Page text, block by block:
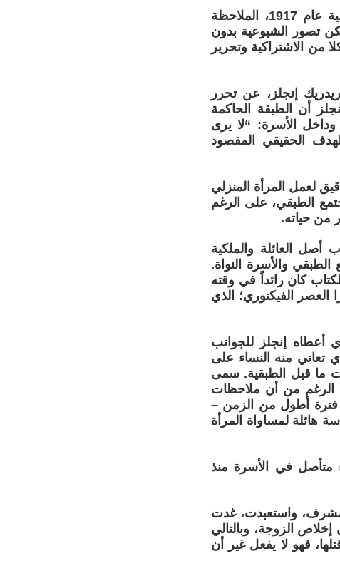
قدمت إنيسا أرماند، أول رئيسة لإدارة شؤون المرأة بعد الثورة الروسية عام 1917، الملاحظة
تصور الشيوعية بدون
من الاشتراكية وتحرير
إنجلز، عن تحرر
أن الطبقة الحاكمة
الأسرة: “لا يرى
الحقيقي المقصود
لعمل المرأة المنزلي
الطبقي، على الرغم
من حياته.
أصل العائلة والملكية
والأسرة النواة.
كان رائداً في وقته
الفيكتوري؛ الذي
أعطاه إنجلز للجوانب
تعاني منه النساء على
ما قبل الطبقية. سمى
الرغم من أن ملاحظات
فترة أطول من الزمن –
هائلة لمساواة المرأة
متأصل في الأسرة منذ
واستعبدت، غدت
الزوجة، وبالتالي
فهو لا يفعل غير أن